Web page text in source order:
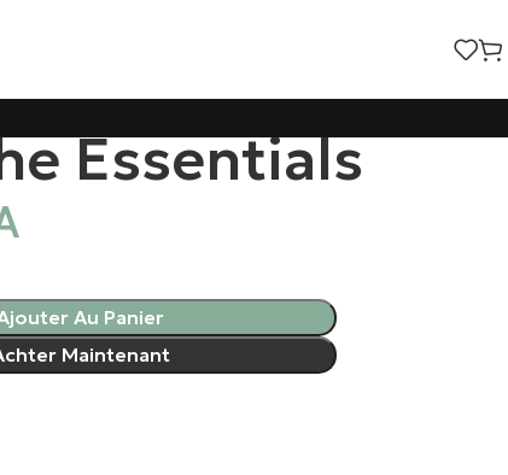
Essentials
Au Panier
Maintenant